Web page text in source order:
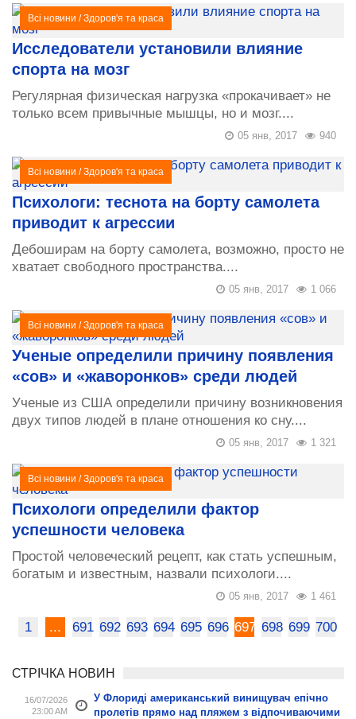
Всі новини /Здоров'я та краса
Исследователи установили влияние
спорта на мозг
Регулярная физическая нагрузка «прокачивает» не
только всем привычные мышцы, но и мозг....
940
05 янв, 2017
Всі новини /Здоров'я та краса
Психологи: теснота на борту самолета
приводит к агрессии
Дебоширам на борту самолета, возможно, просто не
хватает свободного пространства....
1 066
05 янв, 2017
Всі новини /Здоров'я та краса
Ученые определили причину появления
«сов» и «жаворонков» среди людей
Ученые из США определили причину возникновения
двух типов людей в плане отношения ко сну....
1 321
05 янв, 2017
Всі новини /Здоров'я та краса
Психологи определили фактор
успешности человека
Простой человеческий рецепт, как стать успешным,
богатым и известным, назвали психологи....
1 461
05 янв, 2017
1 ... 691 692 693 694 695 696 697 698 699 700
СТРІЧКА НОВИН
16/07/2026
23:00 AM
У Флориді американський винищувач епічно
пролетів прямо над пляжем з відпочиваючими